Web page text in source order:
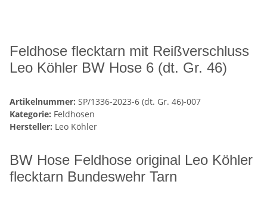
Feldhose flecktarn mit Reißverschluss
Leo Köhler BW Hose 6 (dt. Gr. 46)
Artikelnummer: SP/1336-2023-6 (dt. Gr. 46)-007
Kategorie: Feldhosen
Hersteller: Leo Köhler
BW Hose Feldhose original Leo Köhler
flecktarn Bundeswehr Tarn